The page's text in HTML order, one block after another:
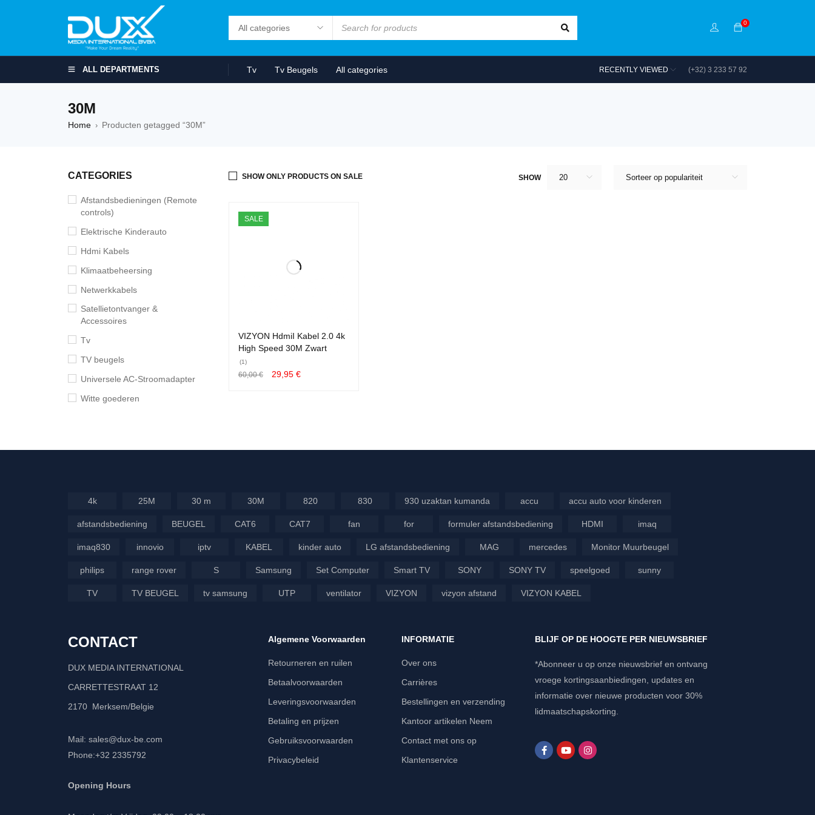
0
ALL DEPARTMENTS Tv Tv Beugels All categories (+32) 3 233 57 92
RECENTLY VIEWED
30M
Home › Producten getagged “30M”
CATEGORIES
Afstandsbedieningen (Remote
controls)
Elektrische Kinderauto
Hdmi Kabels
Klimaatbeheersing
Netwerkkabels
Satellietontvanger &
Accessoires
Tv
TV beugels
Universele AC-Stroomadapter
Witte goederen
Sorteer op populariteit
SHOW 20
SHOW ONLY PRODUCTS ON SALE
SALE
VIZYON HdmiI Kabel 2.0 4k
High Speed 30M Zwart
(1)
60,00€ 29,95 €
4k 25M 30 m 30M 820 830 930 uzaktan kumanda accu accu auto voor kinderen
afstandsbediening BEUGEL CAT6 CAT7 fan for formuler afstandsbediening HDMI imaq
imaq830 innovio iptv KABEL kinder auto LG afstandsbediening MAG mercedes Monitor Muurbeugel
philips range rover S Samsung Set Computer Smart TV SONY SONY TV speelgoed sunny
TV TV BEUGEL tv samsung UTP ventilator VIZYON vizyon afstand VIZYON KABEL
CONTACT
DUX MEDIA INTERNATIONAL
CARRETTESTRAAT 12
2170 Merksem/Belgie
Mail: sales@dux-be.com
Phone:+32 2335792
Opening Hours
Algemene Voorwaarden
Retourneren en ruilen
Betaalvoorwaarden
Leveringsvoorwaarden
Betaling en prijzen
Gebruiksvoorwaarden
Privacybeleid
INFORMATIE
Over ons
Carrières
Bestellingen en verzending
Kantoor artikelen Neem
Contact met ons op
Klantenservice
BLIJF OP DE HOOGTE PER NIEUWSBRIEF
*Abonneer u op onze nieuwsbrief en ontvang
vroege kortingsaanbiedingen, updates en
informatie over nieuwe producten voor 30%
lidmaatschapskorting.